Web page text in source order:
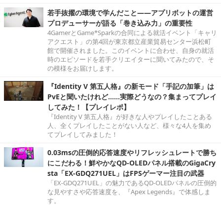
若手抜擢の環境で学んだこと――アプリボットの運営
プロデューサーが語る「巻き込み力」の重要性
4GamerとGame*Sparkの合同による就活イベント「キャリ
アクエスト」の第4回が東京都立産業貿易センター浜松町
館で開催されました。このイベントに合わせ、自身の就活
時のエピソードを若手クリエイターに聞いてみたので、そ
の模様をお届けします。
『Identity V 第五人格』の新モード「手記の加筆」は
PvEと聞いたけれど……実際どうなの？集まってプレイ
してみた！【プレイレポ】
『Identity V 第五人格』が好きな人やプレイしたことある
人、全くプレイしたことがない人など、様々な4人を集め
てプレイしてみました！
0.03msの圧倒的応答速度やリフレッシュレートで勝ち
にこだわる！鮮やかなQD-OLEDパネル搭載のGigaCry
sta「EX-GDQ271UEL」はFPSゲーマー注目の武器
「EX-GDQ271UEL」の魅力であるQD-OLEDパネルの圧倒的
な見やすさや応答速度を、『Apex Legends』で体感しま
す。